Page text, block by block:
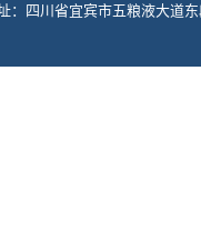
四川省宜宾市五粮液大道